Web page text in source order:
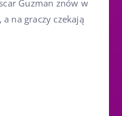
Guzman znów w
na graczy czekają